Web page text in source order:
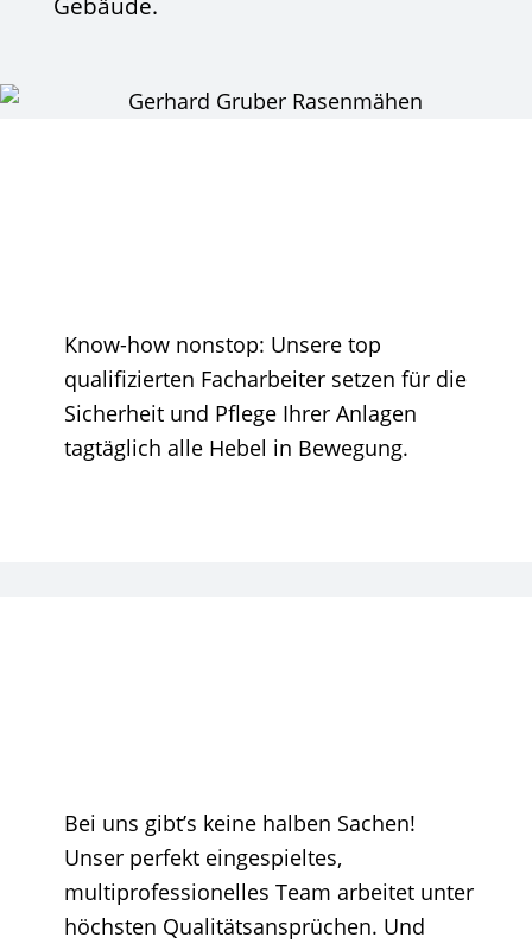
Know-how nonstop: Unsere top
qualifizierten Facharbeiter setzen für die
Sicherheit und Pflege Ihrer Anlagen
tagtäglich alle Hebel in Bewegung.
Bei uns gibt’s keine halben Sachen!
Unser perfekt eingespieltes,
multiprofessionelles Team arbeitet unter
höchsten Qualitätsansprüchen. Und